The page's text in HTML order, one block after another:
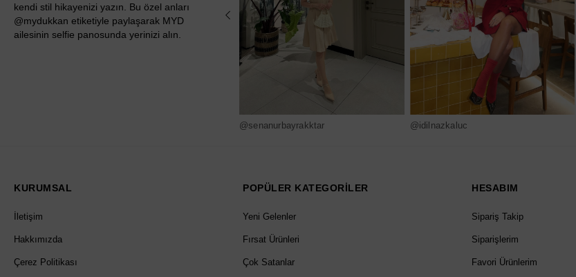
kendi stil hikayenizi yazın. Bu özel anları
@mydukkan etiketiyle paylaşarak MYD
ailesinin selfie panosunda yerinizi alın.
@senanurbayrakktar @idilnazkaluc
KURUMSAL
İletişim
Hakkımızda
Çerez Politikası
POPÜLER KATEGORİLER
Yeni Gelenler
Fırsat Ürünleri
Çok Satanlar
HESABIM
Sipariş Takip
Siparişlerim
Favori Ürünlerim